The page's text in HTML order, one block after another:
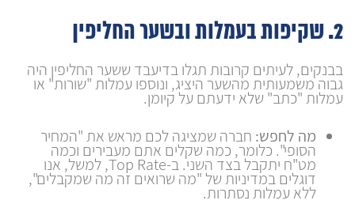
2. שקיפות בעמלות ובשער החליפין
בבנקים, לעיתים קרובות תגלו בדיעבד ששער החליפין היה
גבוה משמעותית מהשער היציג, ונוספו עמלות "שורות" או
עמלות "כתב" שלא ידעתם על קיומן.
מה לחפש: חברה שמציגה לכם מראש את "המחיר
הסופי". כלומר, כמה שקלים אתם מעבירים וכמה
מט"ח יתקבל בצד השני. ב-Top Rate, למשל, אנו
דוגלים במדיניות של "מה שרואים זה מה שמקבלים",
ללא עמלות נסתרות.